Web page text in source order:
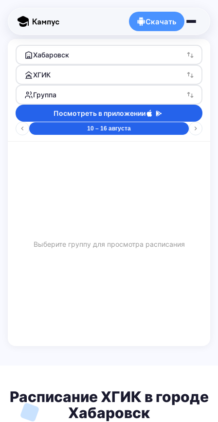
Скачать
Хабаровск
ХГИК
Группа
Посмотреть в приложении
10 – 16 августа
Выберите группу для просмотра расписания
Расписание ХГИК в городе
Хабаровск